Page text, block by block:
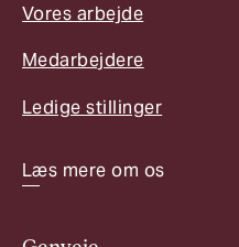
Vores arbejde
Medarbejdere
Ledige stillinger
Læs mere om os